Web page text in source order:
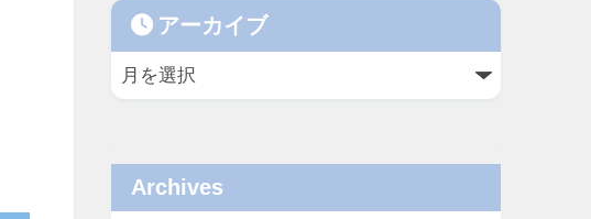
アーカイブ
Archives